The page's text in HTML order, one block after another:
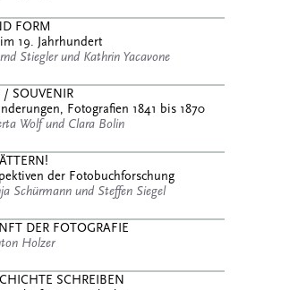
FORM
19. Jahrhundert
Stiegler und Kathrin Yacavone
/ SOUVENIR
Fotografien 1841 bis 1870
Wolf und Clara Bolin
der Fotobuchforschung
Schürmann und Steffen Siegel
DER FOTOGRAFIE
Holzer
SCHREIBEN